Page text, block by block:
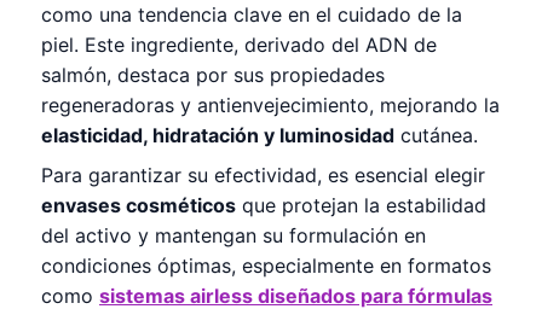
como una tendencia clave en el cuidado de la
piel. Este ingrediente, derivado del ADN de
salmón, destaca por sus propiedades
regeneradoras y antienvejecimiento, mejorando la
elasticidad, hidratación y luminosidad cutánea.
Para garantizar su efectividad, es esencial elegir
envases cosméticos que protejan la estabilidad
del activo y mantengan su formulación en
condiciones óptimas, especialmente en formatos
como sistemas airless diseñados para fórmulas